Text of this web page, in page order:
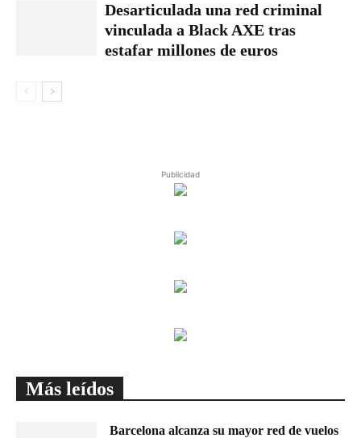
Desarticulada una red criminal
vinculada a Black AXE tras
estafar millones de euros
Publicidad
Más leídos
Barcelona alcanza su mayor red de vuelos